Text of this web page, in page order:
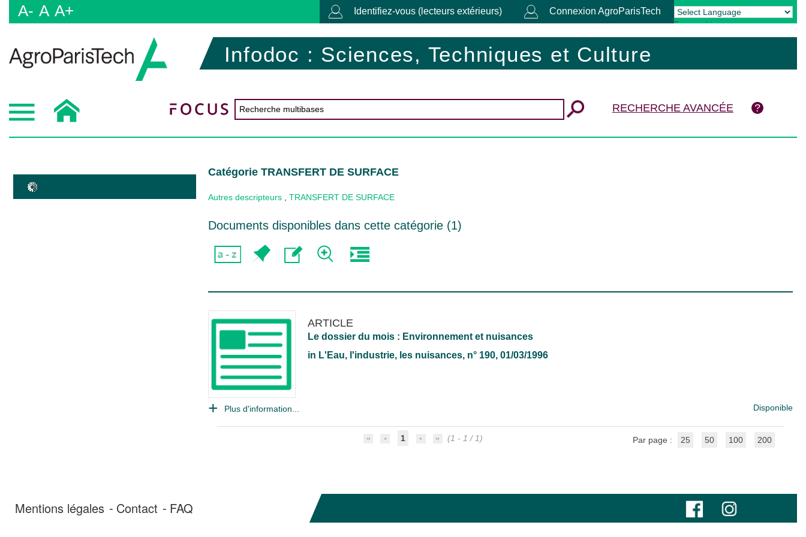
A- A A+ Identifiez-vous (lecteurs extérieurs) Connexion AgroParisTech
Powered by Translate
Infodoc : Sciences, Techniques et Culture
RECHERCHE AVANCÉE
Catégorie TRANSFERT DE SURFACE
Autres descripteurs TRANSFERT DE SURFACE
Documents disponibles dans cette catégorie (1)
ARTICLE
Le dossier du mois : Environnement et nuisances
in L'Eau, l'industrie, les nuisances, n° 190, 01/03/1996
Plus d'information... Disponible
1 (1 - 1 / 1) Par page : 25 50 100 200
Mentions légales Contact FAQ